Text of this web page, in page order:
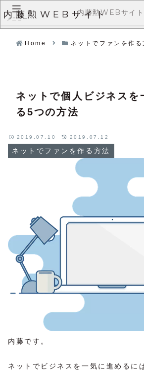
内藤勲WEBサイト
Home ネットでファンを作る
ネットで個人ビジネスを
る5つの方法
ネットでファンを作る方法
2019.07.10 2019.07.12
内藤です。
ネットでビジネスを一気に進めるに
メニュー
内藤勲WEBサイト